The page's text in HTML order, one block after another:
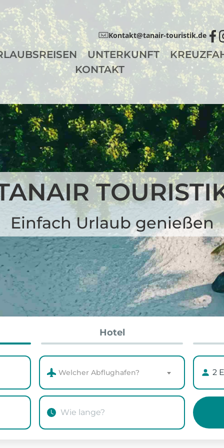
Kontakt@tanair-touristik.de
UNTERKUNFT
KONTAKT
Einfach Urlaub genießen
Hotel
Welcher Abflughafen?